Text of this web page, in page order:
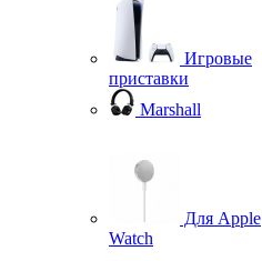
Игровые
приставки
Marshall
Для Apple
Watch